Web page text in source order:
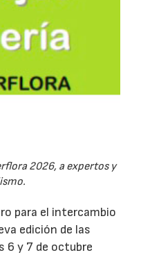
2026, a expertos y
para el intercambio
edición de las
6 y 7 de octubre